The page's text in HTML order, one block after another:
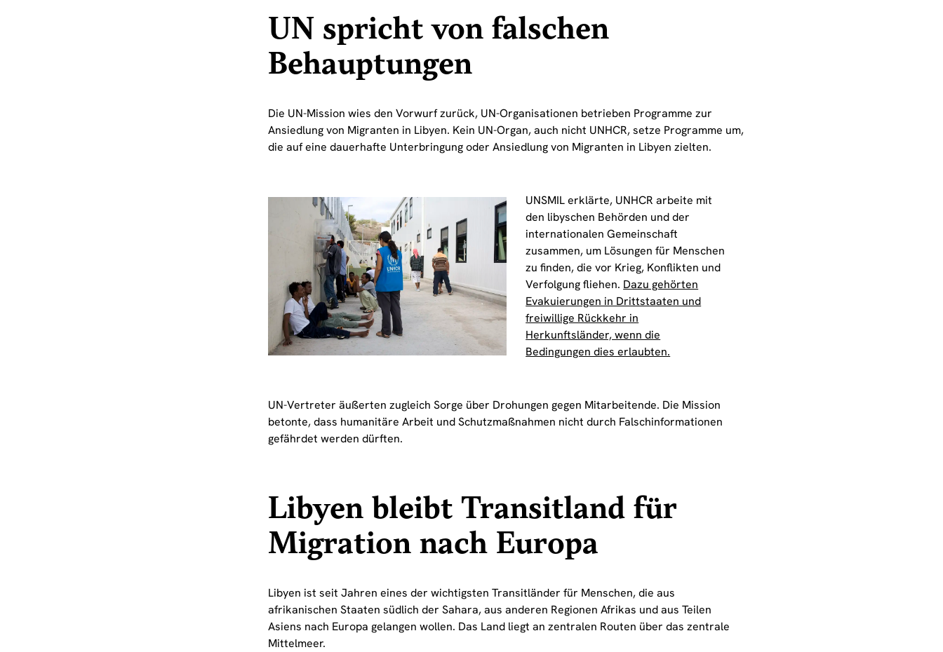
UN spricht von falschen
Behauptungen
Die UN-Mission wies den Vorwurf zurück, UN-Organisationen betrieben Programme zur
Ansiedlung von Migranten in Libyen. Kein UN-Organ, auch nicht UNHCR, setze Programme um,
die auf eine dauerhafte Unterbringung oder Ansiedlung von Migranten in Libyen zielten.
UNSMIL erklärte, UNHCR arbeite mit
den libyschen Behörden und der
internationalen Gemeinschaft
zusammen, um Lösungen für Menschen
zu finden, die vor Krieg, Konflikten und
Verfolgung fliehen. Dazu gehörten
Evakuierungen in Drittstaaten und
freiwillige Rückkehr in
Herkunftsländer, wenn die
Bedingungen dies erlaubten.
UN-Vertreter äußerten zugleich Sorge über Drohungen gegen Mitarbeitende. Die Mission
betonte, dass humanitäre Arbeit und Schutzmaßnahmen nicht durch Falschinformationen
gefährdet werden dürften.
Libyen bleibt Transitland für
Migration nach Europa
Libyen ist seit Jahren eines der wichtigsten Transitländer für Menschen, die aus
afrikanischen Staaten südlich der Sahara, aus anderen Regionen Afrikas und aus Teilen
Asiens nach Europa gelangen wollen. Das Land liegt an zentralen Routen über das zentrale
Mittelmeer.